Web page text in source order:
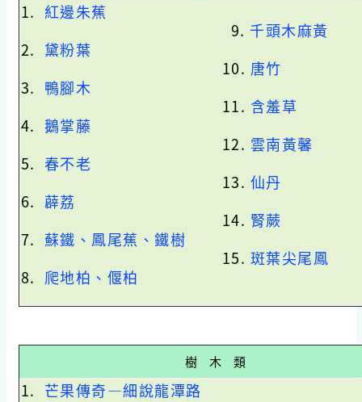
1. 紅邊朱蕉
2. 黛粉葉
3. 鴨腳木
4. 鵝掌藤
5. 春不老
6. 薜荔
7. 蘇鐵、鳳尾蕉、鐵樹
8. 爬地柏、偃柏
9. 千頭木麻黃
10. 唐竹
11. 含羞草
12. 雲南黃馨
13. 仙丹
14. 腎蕨
15. 斑葉尖尾鳳
樹 木 類
1. 芒果傳奇—細說龍潭路